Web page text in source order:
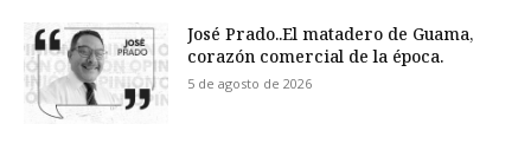
José Prado..El matadero de Guama,
corazón comercial de la época.
5 de agosto de 2026